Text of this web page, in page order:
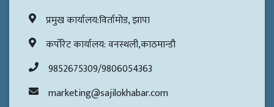
प्रमुख कार्यालय:विर्तामोड, झापा
कर्पोरेट कार्यालय: वनस्थली,काठमान्डौ
9852675309/9806054363
marketing@sajilokhabar.com